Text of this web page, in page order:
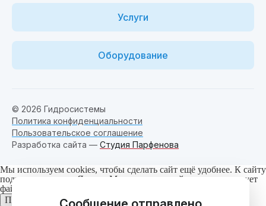
Услуги
Оборудование
© 2026 Гидросистемы
Политика конфиденциальности
Пользовательское соглашение
Разработка сайта — Студия Парфенова
Мы используем cookies, чтобы сделать сайт ещё удобнее. К сайту
подключен сервис Яндекс.Метрика, который также использует
файлы cookie.
Понятно